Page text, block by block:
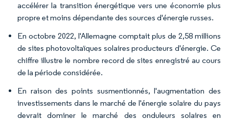
accélérer la transition énergétique vers une économie plus
propre et moins dépendante des sources d'énergie russes.
En octobre 2022, l'Allemagne comptait plus de 2,58 millions
de sites photovoltaïques solaires producteurs d'énergie. Ce
chiffre illustre le nombre record de sites enregistré au cours
de la période considérée.
En raison des points susmentionnés, l'augmentation des
investissements dans le marché de l'énergie solaire du pays
devrait dominer le marché des onduleurs solaires en